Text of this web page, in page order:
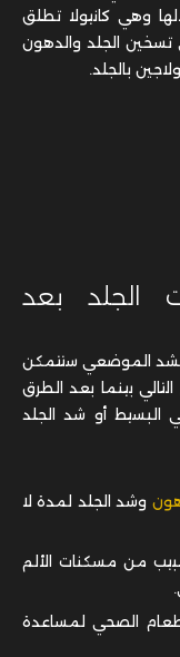
وهي كانيولا تطلق
الجلد والدهون
بالجلد.
الجلد بعد
الموضعي ستتمكن
بينما بعد الطرق
البسيط أو شد الجلد
وشد الجلد لمدة لا
من مسكنات الألم
الصحي لمساعدة